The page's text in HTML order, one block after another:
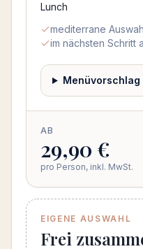
Lunch
mediterrane
im nächsten Schritt
Menüvorschlag
AB
29,90 €
pro Person, inkl. MwSt.
EIGENE AUSWAHL
Frei